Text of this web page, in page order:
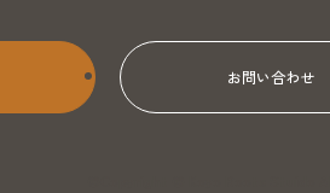
お問い合わせ